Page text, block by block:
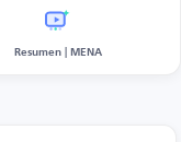
Resumen | MENA